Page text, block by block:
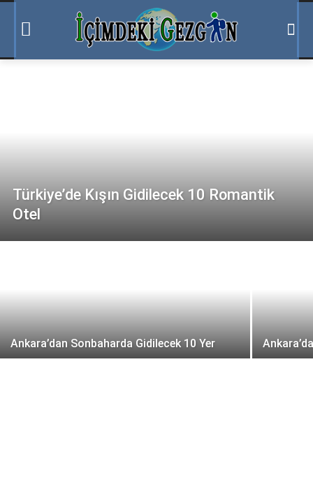
Türkiye’de Kışın Gidilecek 10 Romantik
Otel
Ankara’dan Sonbaharda Gidilecek 10 Yer